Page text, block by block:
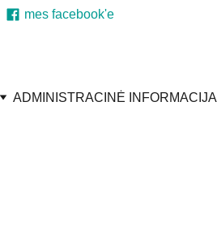
ADMINISTRACINĖ INFORMACIJA
mes facebook'e